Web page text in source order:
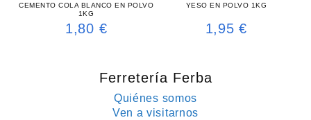
CEMENTO COLA BLANCO EN POLVO
1KG
1,80 €
YESO EN POLVO 1KG
1,95€
Ferretería Ferba
Quiénes somos
Ven a visitarnos